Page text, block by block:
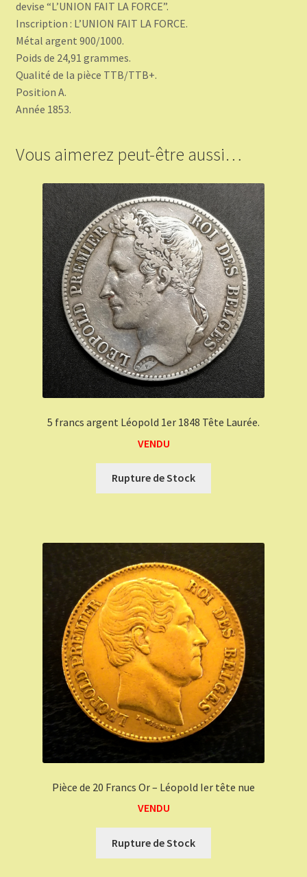
devise “L’UNION FAIT LA FORCE”.
Inscription : L’UNION FAIT LA FORCE.
Métal argent 900/1000.
Poids de 24,91 grammes.
Qualité de la pièce TTB/TTB+.
Position A.
Année 1853.
Vous aimerez peut-être aussi…
5 francs argent Léopold 1er 1848 Tête Laurée.
VENDU
Rupture de Stock
Pièce de 20 Francs Or – Léopold Ier tête nue
VENDU
Rupture de Stock